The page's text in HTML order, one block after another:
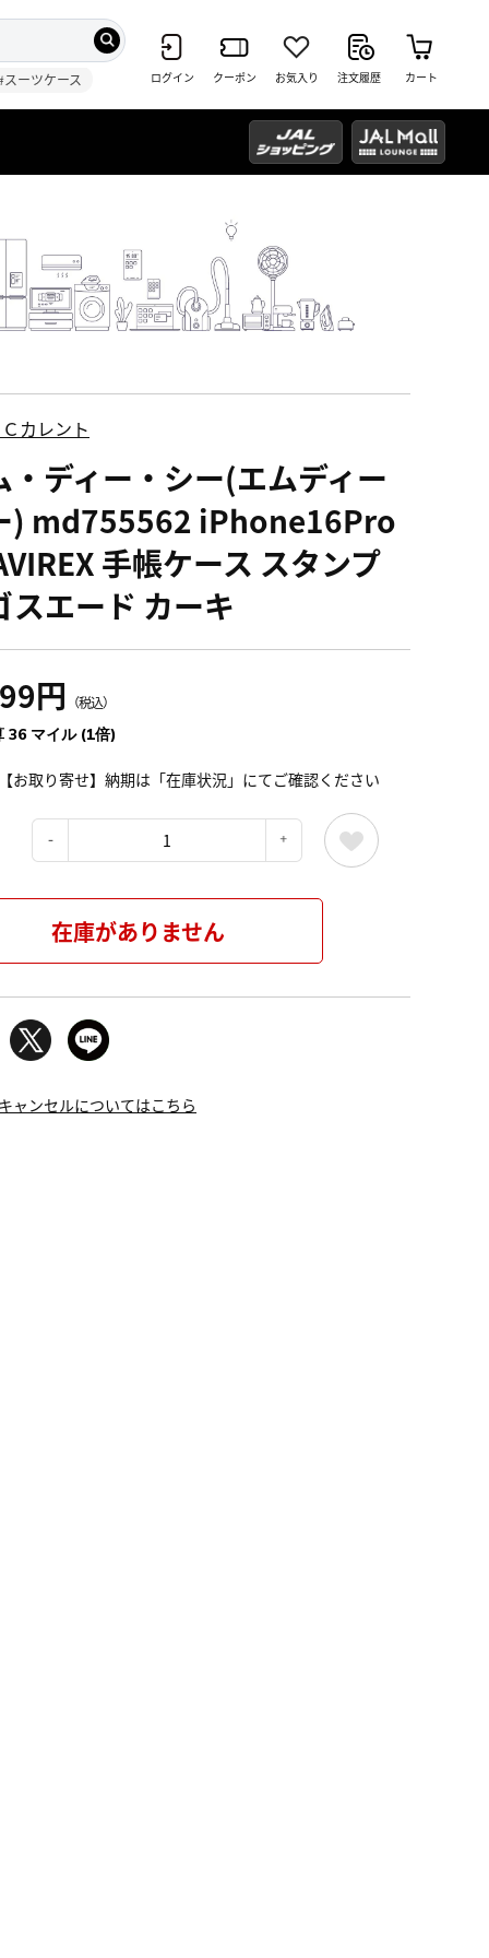
スーツケース ログイン クーポン お気入り 注文履歴 カート
カレント
・ディー・シー(エムディー
) md755562 iPhone16Pro
手帳ケース スタンプ
スエード カーキ
円 （税込）
36 マイル (1倍)
お取り寄せ】納期は「在庫状況」にてご確認ください
在庫がありません
ャンセルについてはこちら